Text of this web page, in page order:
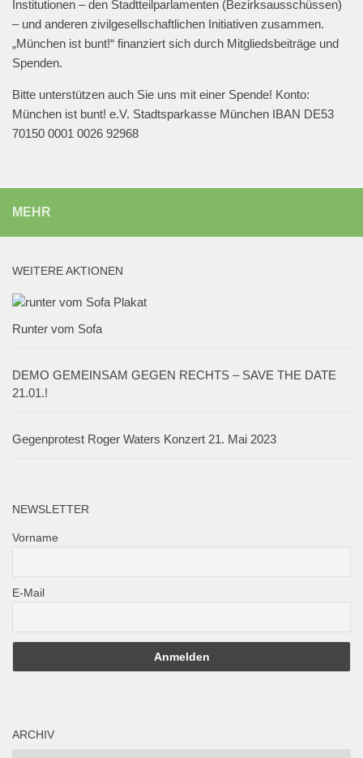
Institutionen – den Stadtteilparlamenten (Bezirksausschüssen)
– und anderen zivilgesellschaftlichen Initiativen zusammen.
„München ist bunt!“ finanziert sich durch Mitgliedsbeiträge und
Spenden.
Bitte unterstützen auch Sie uns mit einer Spende! Konto:
München ist bunt! e.V. Stadtsparkasse München IBAN DE53
70150 0001 0026 92968
MEHR
WEITERE AKTIONEN
Runter vom Sofa
DEMO GEMEINSAM GEGEN RECHTS – SAVE THE DATE
21.01.!
Gegenprotest Roger Waters Konzert 21. Mai 2023
NEWSLETTER
Vorname
E-Mail
ARCHIV